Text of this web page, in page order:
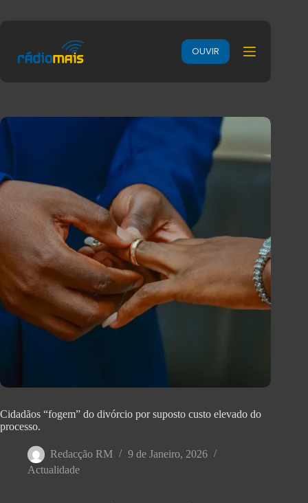
OUVIR
Cidadãos “fogem” do divórcio por suposto custo elevado do
processo.
Redacção RM
9 de Janeiro, 2026
Actualidade